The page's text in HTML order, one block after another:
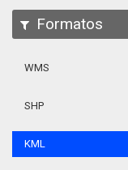
Formatos
WMS
SHP
KML